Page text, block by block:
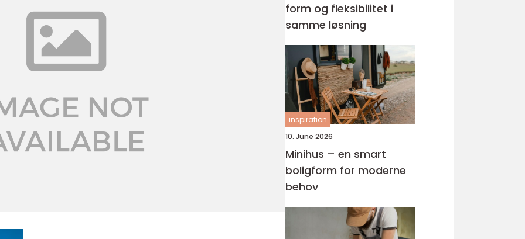
form og fleksibilitet i
samme løsning
inspiration
10. June 2026
Minihus – en smart
boligform for moderne
behov